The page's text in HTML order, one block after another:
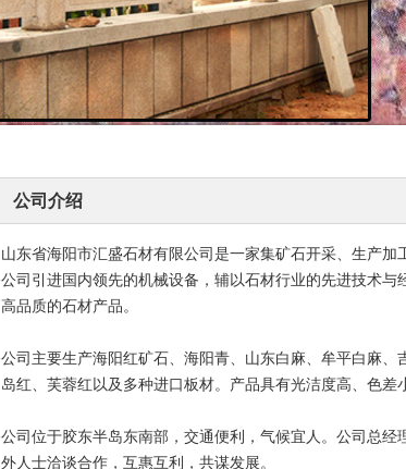
公司介绍
山东省海阳市汇盛石材有限公司是一家集矿石开采、生产加
公司引进国内领先的机械设备，辅以石材行业的先进技术
高品质的石材产品。
公司主要生产海阳红矿石、海阳青、山东白麻、牟平白麻
岛红、芙蓉红以及多种进口板材。产品具有光洁度高、色差
公司位于胶东半岛东南部，交通便利，气候宜人。公司总经
外人士洽谈合作，互惠互利，共谋发展。